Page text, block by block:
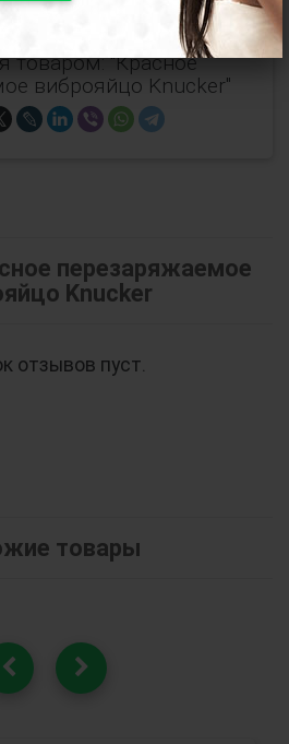
товаром: "Красное
виброяйцо Knucker"
перезаряжаемое
Knucker
отзывов пуст.
товары